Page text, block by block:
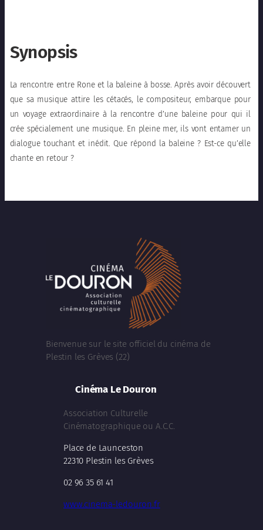
Synopsis
La rencontre entre Rone et la baleine à bosse. Après avoir découvert
que sa musique attire les cétacés, le compositeur, embarque pour
un voyage extraordinaire à la rencontre d’une baleine pour qui il
crée spécialement une musique. En pleine mer, ils vont entamer un
dialogue touchant et inédit. Que répond la baleine ? Est-ce qu’elle
chante en retour ?
Bienvenue sur le site officiel du cinéma de
Plestin les Grèves (22)
Cinéma Le Douron
Association Culturelle
Cinématographique ou A.C.C.
Place de Launceston
22310 Plestin les Grèves
02 96 35 61 41
www.cinema-ledouron.fr